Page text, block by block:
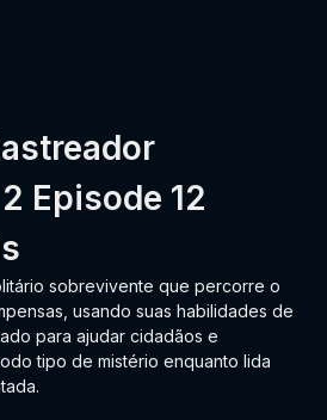
Episode 12
sobrevivente que percorre o
usando suas habilidades de
para ajudar cidadãos e
tipo de mistério enquanto lida